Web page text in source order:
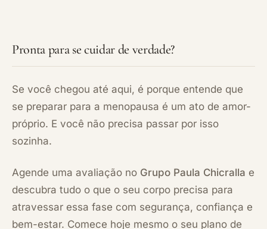
Pronta para se cuidar de verdade?
Se você chegou até aqui, é porque entende que
se preparar para a menopausa é um ato de amor-
próprio. E você não precisa passar por isso
sozinha.
Agende uma avaliação no Grupo Paula Chicralla e
descubra tudo o que o seu corpo precisa para
atravessar essa fase com segurança, confiança e
bem-estar. Comece hoje mesmo o seu plano de